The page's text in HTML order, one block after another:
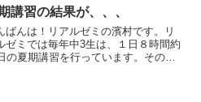
と決めたあとに起こった出来事でし
収入もなし...
講習の結果が、、、
ばんは！リアルゼミの濱村です。リ
ゼミでは毎年中3生は、１日８時間約
の夏期講習を行っています。その時